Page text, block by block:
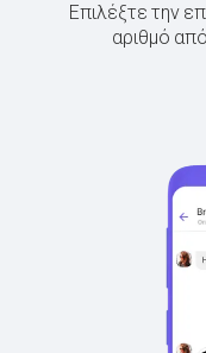
Επιλέξτε την
αριθμό